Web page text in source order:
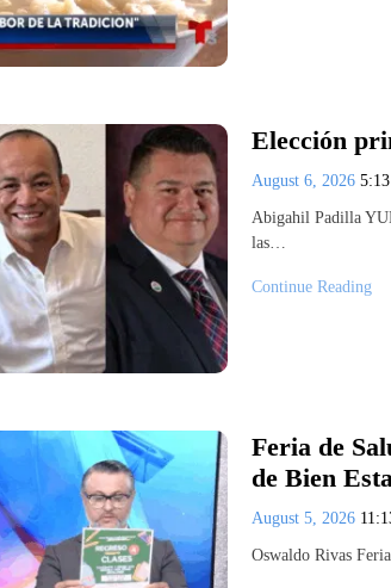
Elección
August 6, 2026
Abigahil Padilla
las…
Continue Reading
Feria de
de Bien
August 5, 2026
Oswaldo Rivas